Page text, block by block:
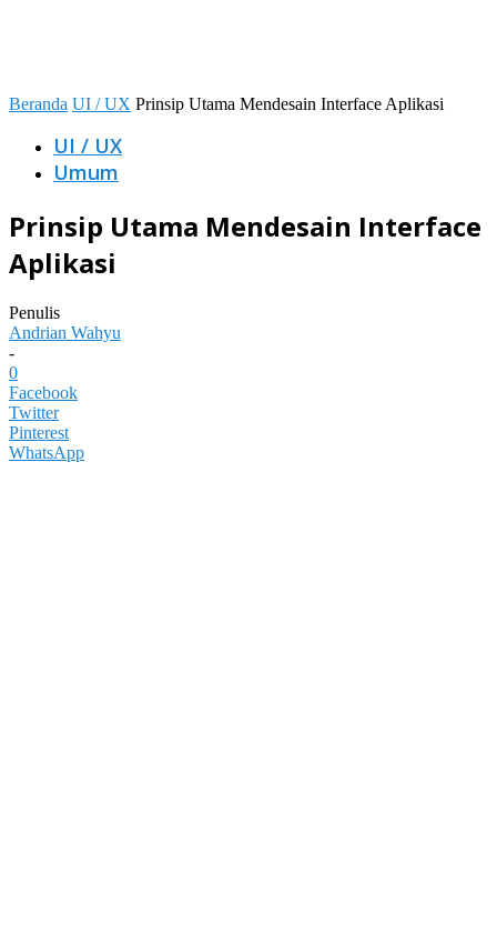
Beranda UI / UX Prinsip Utama Mendesain Interface Aplikasi
UI / UX
Umum
Prinsip Utama Mendesain Interface
Aplikasi
Penulis
Andrian Wahyu
-
0
Facebook
Twitter
Pinterest
WhatsApp